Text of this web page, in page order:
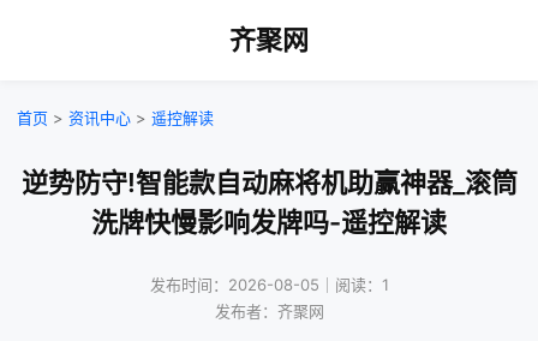
齐聚网
首页 > 资讯中心 > 遥控解读
逆势防守!智能款自动麻将机助赢神器_滚筒
洗牌快慢影响发牌吗-遥控解读
发布时间：2026-08-05｜阅读：1
发布者：齐聚网